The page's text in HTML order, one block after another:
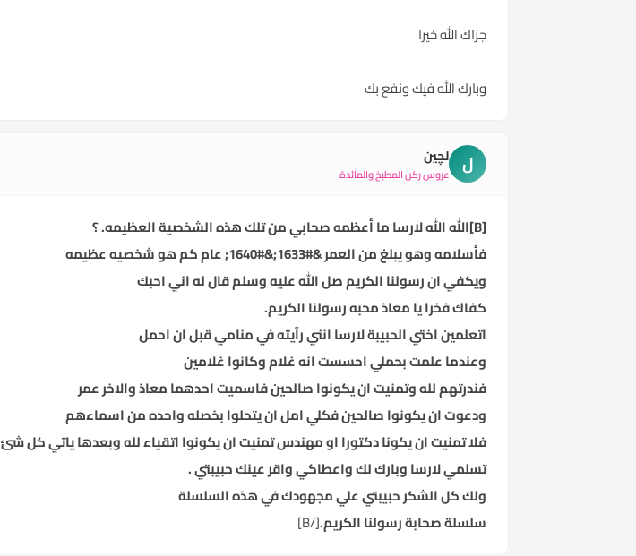
جزاك الله خيرا
وبارك الله فيك ونفع بك
ل لچين
عروس ركن المطبخ والمائدة
[B]الله الله لارسا ما أعظمه صحابي من تلك هذه الشخصية العظيمه. ؟
فأسلامه وهو يبلغ من العمر &#1633;&#1640; عام كم هو شخصيه عظيمه
ويكفي ان رسولنا الكريم صل الله عليه وسلم قال له اني احبك
كفاك فخرا يا معاذ محبه رسولنا الكريم.
اتعلمين اختي الحبيبة لارسا انني رآيته في منامي قبل ان احمل
وعندما علمت بحملي احسست انه غلام وكانوا غلامين
فندرتهم لله وتمنيت ان يكونوا صالحين فاسميت احدهما معاذ والاخر عمر
ودعوت ان يكونوا صالحين فكلي امل ان يتحلوا بخصله واحده من اسماءهم
فلا تمنيت ان يكونا دكتورا او مهندس تمنيت ان يكونوا اتقياء لله وبعدها ياتي كل شئ
تسلمي لارسا وبارك لك واعطاكي واقر عينك حبيبتي .
ولك كل الشكر حبيبتي علي مجهودك في هذه السلسلة
سلسلة صحابة رسولنا الكريم.[/B]